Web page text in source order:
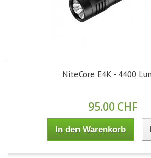
NiteCore E4K - 4400
95.00 CHF
In den Warenkorb